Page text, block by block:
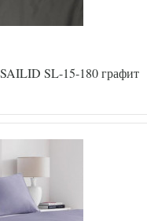
SL-15-180 графит